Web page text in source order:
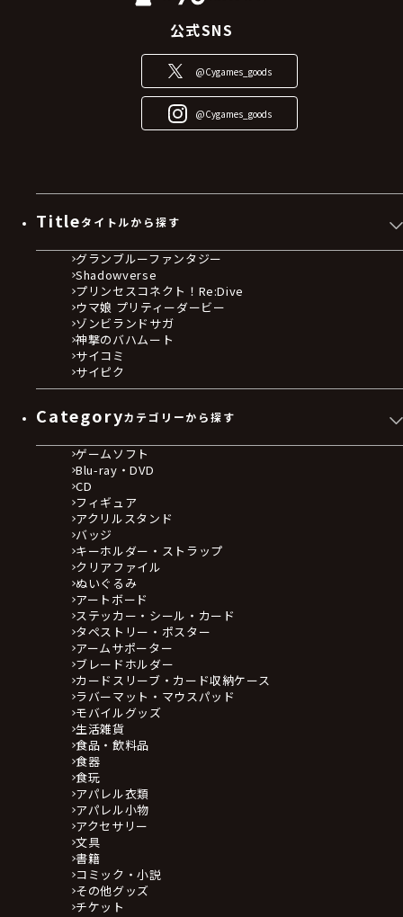
公式SNS
@Cygames_goods
@Cygames_goods
Titleタイトルから探す
グランブルーファンタジー
Shadowverse
プリンセスコネクト！Re:Dive
ウマ娘 プリティーダービー
ゾンビランドサガ
神撃のバハムート
サイコミ
サイピク
Categoryカテゴリーから探す
ゲームソフト
Blu-ray・DVD
CD
フィギュア
アクリルスタンド
バッジ
キーホルダー・ストラップ
クリアファイル
ぬいぐるみ
アートボード
ステッカー・シール・カード
タペストリー・ポスター
アームサポーター
ブレードホルダー
カードスリーブ・カード収納ケース
ラバーマット・マウスパッド
モバイルグッズ
生活雑貨
食品・飲料品
食器
食玩
アパレル衣類
アパレル小物
アクセサリー
文具
書籍
コミック・小説
その他グッズ
チケット